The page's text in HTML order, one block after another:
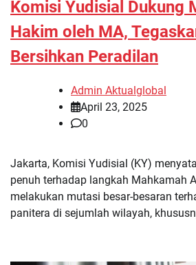
Komisi Yudisial Dukung
Hakim oleh MA,
Bersihkan Peradilan
Admin Aktualglobal
April 23, 2025
0
Jakarta, Komisi Yudisial (KY)
penuh terhadap langkah Mahkamah
melakukan mutasi besar-besaran
panitera di sejumlah wilayah,